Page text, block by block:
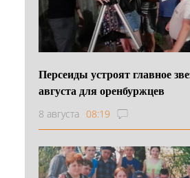
Персеиды устроят главное
августа для оренбуржцев
8 августа 08:19